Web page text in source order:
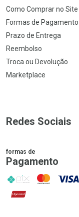
Como Comprar no Site
Formas de Pagamento
Prazo de Entrega
Reembolso
Troca ou Devolução
Marketplace
Redes Sociais
formas de
Pagamento
PIX MasterCard
VISA
Hipercard